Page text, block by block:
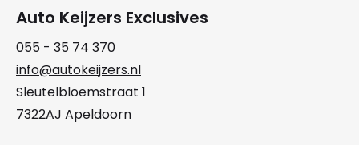
Auto Keijzers Exclusives
055 - 35 74 370
info@autokeijzers.nl
Sleutelbloemstraat 1
7322AJ Apeldoorn